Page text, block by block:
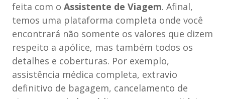
feita com o Assistente de Viagem. Afinal,
temos uma plataforma completa onde você
encontrará não somente os valores que dizem
respeito a apólice, mas também todos os
detalhes e coberturas. Por exemplo,
assistência médica completa, extravio
definitivo de bagagem, cancelamento de